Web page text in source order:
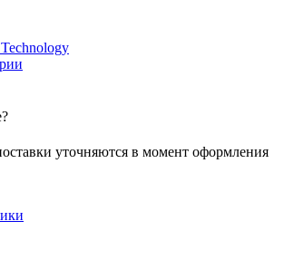
уточняются в момент оформления